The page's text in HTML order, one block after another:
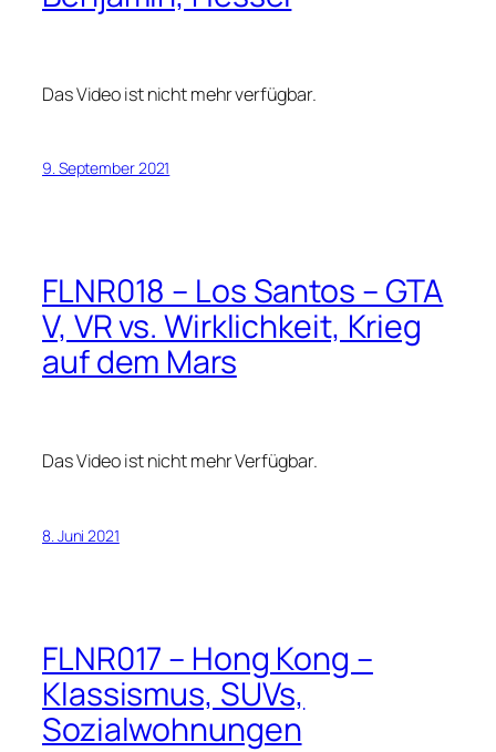
Das Video ist nicht mehr verfügbar.
9. September 2021
FLNR018 – Los Santos – GTA
V, VR vs. Wirklichkeit, Krieg
auf dem Mars
Das Video ist nicht mehr Verfügbar.
8. Juni 2021
FLNR017 – Hong Kong –
Klassismus, SUVs,
Sozialwohnungen